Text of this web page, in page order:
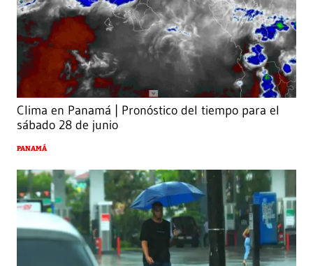
Clima en Panamá | Pronóstico del tiempo para el
sábado 28 de junio
PANAMÁ